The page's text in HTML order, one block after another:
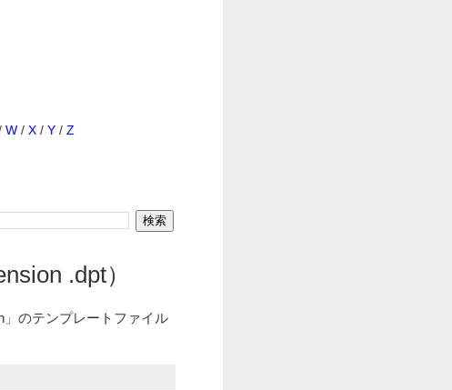
W / X / Y / Z
.dpt）
のテンプレートファイル